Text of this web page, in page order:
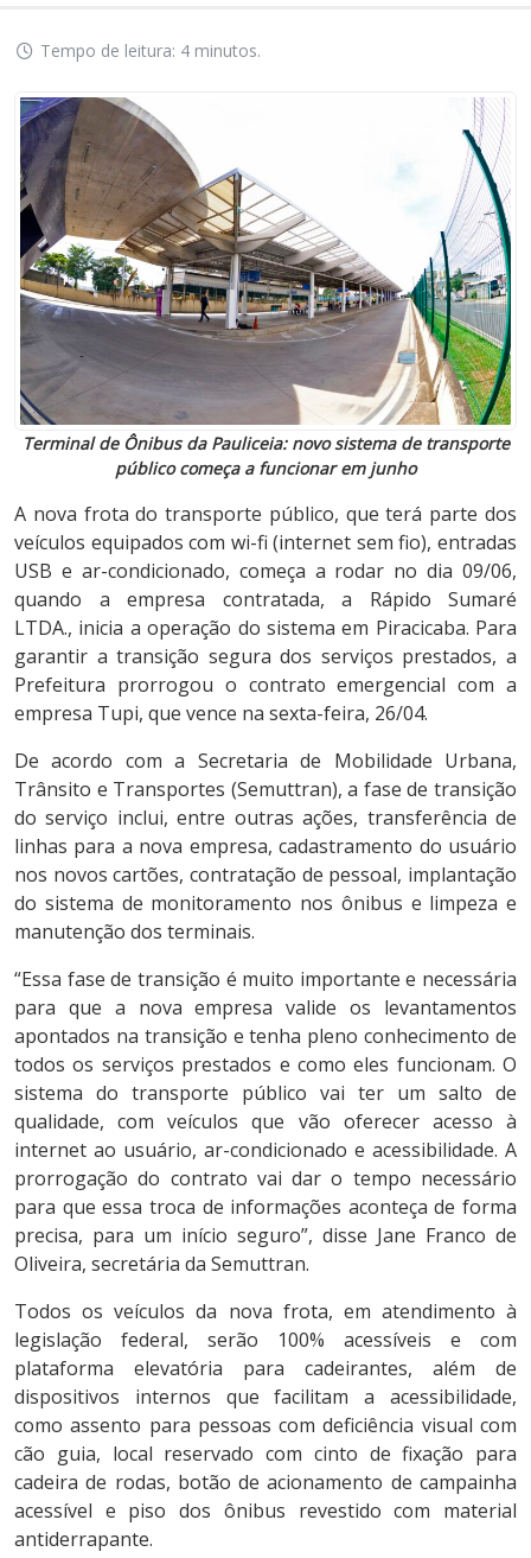
Tempo de leitura: 4 minutos.
Terminal de Ônibus da Pauliceia: novo sistema de transporte
público começa a funcionar em junho
A nova frota do transporte público, que terá parte dos
veículos equipados com wi-fi (internet sem fio), entradas
USB e ar-condicionado, começa a rodar no dia 09/06,
quando a empresa contratada, a Rápido Sumaré
LTDA., inicia a operação do sistema em Piracicaba. Para
garantir a transição segura dos serviços prestados, a
Prefeitura prorrogou o contrato emergencial com a
empresa Tupi, que vence na sexta-feira, 26/04.
De acordo com a Secretaria de Mobilidade Urbana,
Trânsito e Transportes (Semuttran), a fase de transição
do serviço inclui, entre outras ações, transferência de
linhas para a nova empresa, cadastramento do usuário
nos novos cartões, contratação de pessoal, implantação
do sistema de monitoramento nos ônibus e limpeza e
manutenção dos terminais.
“Essa fase de transição é muito importante e necessária
para que a nova empresa valide os levantamentos
apontados na transição e tenha pleno conhecimento de
todos os serviços prestados e como eles funcionam. O
sistema do transporte público vai ter um salto de
qualidade, com veículos que vão oferecer acesso à
internet ao usuário, ar-condicionado e acessibilidade. A
prorrogação do contrato vai dar o tempo necessário
para que essa troca de informações aconteça de forma
precisa, para um início seguro”, disse Jane Franco de
Oliveira, secretária da Semuttran.
Todos os veículos da nova frota, em atendimento à
legislação federal, serão 100% acessíveis e com
plataforma elevatória para cadeirantes, além de
dispositivos internos que facilitam a acessibilidade,
como assento para pessoas com deficiência visual com
cão guia, local reservado com cinto de fixação para
cadeira de rodas, botão de acionamento de campainha
acessível e piso dos ônibus revestido com material
antiderrapante.